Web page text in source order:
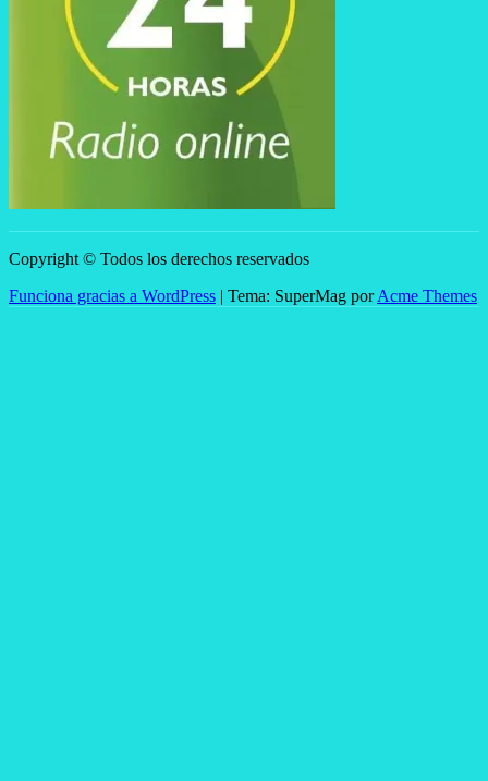
Copyright © Todos los derechos reservados
Funciona gracias a WordPress | Tema: SuperMag porAcme Themes